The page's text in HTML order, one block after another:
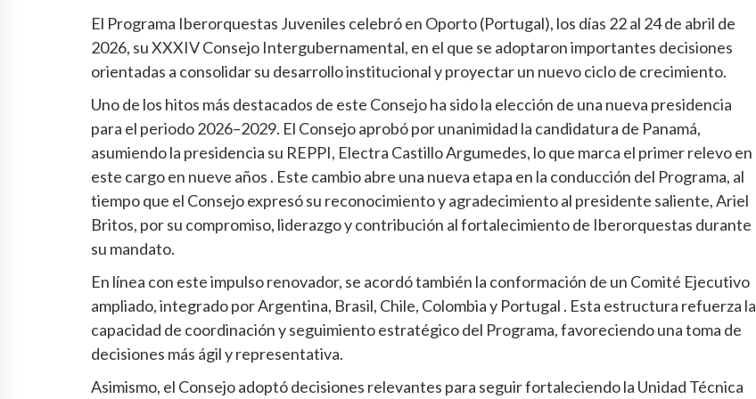
El Programa Iberorquestas Juveniles celebró en Oporto (Portugal), los días 22 al 24 de abril de
2026, su XXXIV Consejo Intergubernamental, en el que se adoptaron importantes decisiones
orientadas a consolidar su desarrollo institucional y proyectar un nuevo ciclo de crecimiento.
Uno de los hitos más destacados de este Consejo ha sido la elección de una nueva presidencia
para el periodo 2026–2029. El Consejo aprobó por unanimidad la candidatura de Panamá,
asumiendo la presidencia su REPPI, Electra Castillo Argumedes, lo que marca el primer relevo en
este cargo en nueve años . Este cambio abre una nueva etapa en la conducción del Programa, al
tiempo que el Consejo expresó su reconocimiento y agradecimiento al presidente saliente, Ariel
Britos, por su compromiso, liderazgo y contribución al fortalecimiento de Iberorquestas durante
su mandato.
En línea con este impulso renovador, se acordó también la conformación de un Comité Ejecutivo
ampliado, integrado por Argentina, Brasil, Chile, Colombia y Portugal . Esta estructura refuerza la
capacidad de coordinación y seguimiento estratégico del Programa, favoreciendo una toma de
decisiones más ágil y representativa.
Asimismo, el Consejo adoptó decisiones relevantes para seguir fortaleciendo la Unidad Técnica